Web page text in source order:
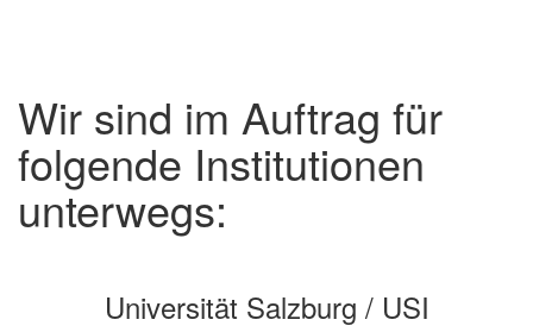
Wir sind im Auftrag für
folgende Institutionen
unterwegs:
Universität Salzburg / USI